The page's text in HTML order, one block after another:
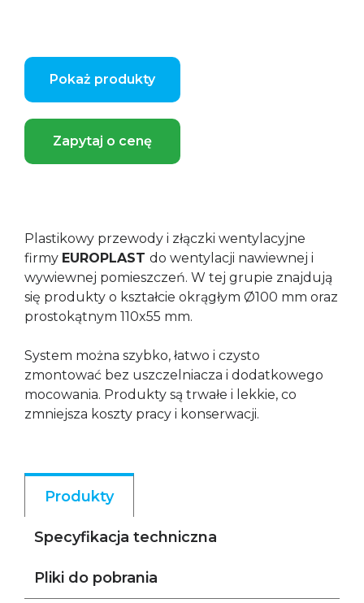
Pokaż produkty
Zapytaj o cenę
Plastikowy przewody i złączki wentylacyjne
firmy EUROPLAST do wentylacji nawiewnej i
wywiewnej pomieszczeń. W tej grupie znajdują
się produkty o kształcie okrągłym Ø100 mm oraz
prostokątnym 110x55 mm.
System można szybko, łatwo i czysto
zmontować bez uszczelniacza i dodatkowego
mocowania. Produkty są trwałe i lekkie, co
zmniejsza koszty pracy i konserwacji.
Produkty
Specyfikacja techniczna
Pliki do pobrania